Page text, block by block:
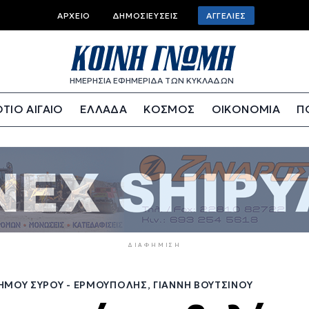
Top
bar
menu
ΑΡΧΕΊΟ ΔΗΜΟΣΙΕΎΣΕΙΣ ΑΓΓΕΛΊΕΣ
ΗΜΕΡΗΣΙΑ ΕΦΗΜΕΡΙΔΑ ΤΩΝ ΚΥΚΛΑΔΩΝ
ΑΙΓΑΙΟ ΕΛΛΑΔΑ ΚΟΣΜΟΣ ΟΙΚΟΝΟΜΙΑ
ΔΙΑΦΉΜΙΣΗ
ΣΎΡΟΥ - ΕΡΜΟΎΠΟΛΗΣ, ΓΙΆΝΝΗ ΒΟΥΤΣΊΝΟΥ